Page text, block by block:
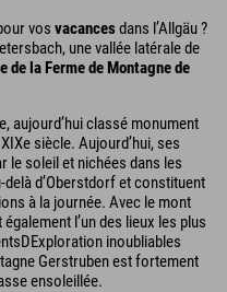
vos vacancesdans l’Allgäu ?
une vallée latérale de
de la Ferme de Montagne de
aujourd’hui classé monument
siècle. Aujourd’hui, ses
le soleil et nichées dans les
delà d’Oberstdorf et constituent
à la journée. Avec le mont
l’un des lieux les plus
inoubliables
Gerstruben est fortement
ensoleillée.